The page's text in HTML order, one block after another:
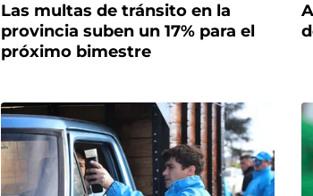
Las multas de tránsito en la
provincia suben un 17% para el
próximo bimestre